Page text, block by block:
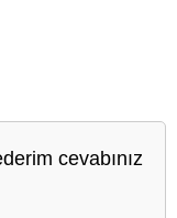
cevabınız